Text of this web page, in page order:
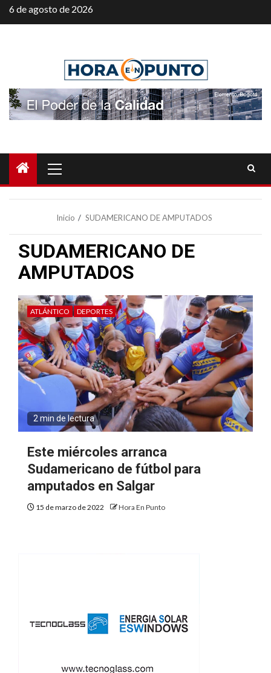
Saltar
al
6 de agosto de 2026
principal
Inicio SUDAMERICANO DE AMPUTADOS
SUDAMERICANO DE
AMPUTADOS
ATLÁNTICO DEPORTES
2 min de lectura
Este miércoles arranca
Sudamericano de fútbol para
amputados en Salgar
15 de marzo de 2022 Hora En Punto